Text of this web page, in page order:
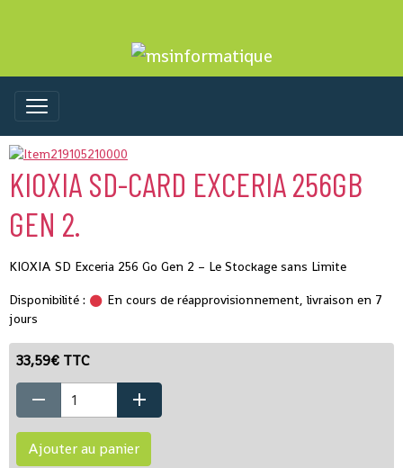
KIOXIA SD-CARD EXCERIA 256GB
GEN 2.
KIOXIA SD Exceria 256 Go Gen 2 – Le Stockage sans Limite
Disponibilité :
En cours de réapprovisionnement, livraison en 7
jours
33,59€ TTC
Ajouter au panier